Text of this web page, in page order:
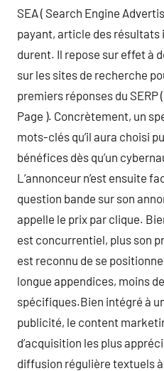
SEA ( Search Engine
payant, article des résultats
durent. Il repose sur effet à
sur les sites de recherche
premiers réponses du SERP
Page ). Concrètement, un
mots-clés qu’il aura choisi
bénéfices dès qu’un
L’annonceur n’est ensuite
question bande sur son
appelle le prix par clique.
est concurrentiel, plus son
est reconnu de se
longue appendices, moins
spécifiques.Bien intégré à
publicité, le content
d’acquisition les plus
diffusion régulière textuels